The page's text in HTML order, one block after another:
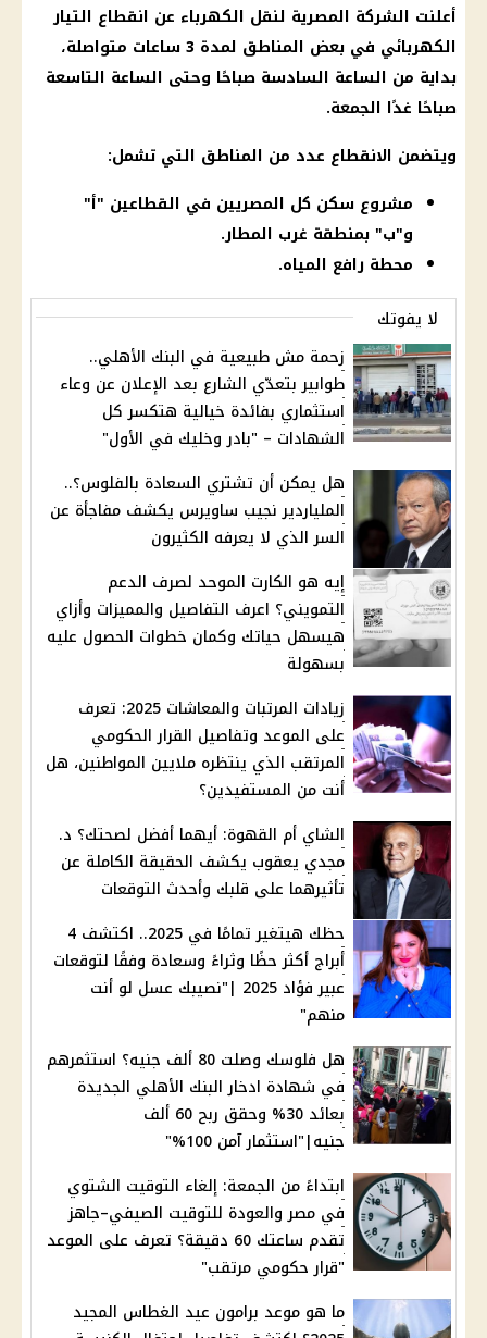
أعلنت الشركة المصرية لنقل الكهرباء عن انقطاع التيار
الكهربائي في بعض المناطق لمدة 3 ساعات متواصلة،
بداية من الساعة السادسة صباحًا وحتى الساعة التاسعة
صباحًا غدًا الجمعة.
ويتضمن الانقطاع عدد من المناطق التي تشمل:
مشروع سكن كل المصريين في القطاعين "أ"
و"ب" بمنطقة غرب المطار.
محطة رافع المياه.
لا يفوتك
زحمة مش طبيعية في البنك الأهلي..
طوابير بتعدّي الشارع بعد الإعلان عن وعاء
استثماري بفائدة خيالية هتكسر كل
الشهادات – "بادر وخليك في الأول"
هل يمكن أن تشتري السعادة بالفلوس؟..
الملياردير نجيب ساويرس يكشف مفاجأة عن
السر الذي لا يعرفه الكثيرون
إيه هو الكارت الموحد لصرف الدعم
التمويني؟ اعرف التفاصيل والمميزات وأزاي
هيسهل حياتك وكمان خطوات الحصول عليه
بسهولة
زيادات المرتبات والمعاشات 2025: تعرف
على الموعد وتفاصيل القرار الحكومي
المرتقب الذي ينتظره ملايين المواطنين، هل
أنت من المستفيدين؟
الشاي أم القهوة: أيهما أفضل لصحتك؟ د.
مجدي يعقوب يكشف الحقيقة الكاملة عن
تأثيرهما على قلبك وأحدث التوقعات
حظك هيتغير تمامًا في 2025.. اكتشف 4
أبراج أكثر حظًا وثراءً وسعادة وفقًا لتوقعات
عبير فؤاد 2025 |"نصيبك عسل لو أنت
منهم"
هل فلوسك وصلت 80 ألف جنيه؟ استثمرهم
في شهادة ادخار البنك الأهلي الجديدة
بعائد 30% وحقق ربح 60 ألف
جنيه|"استثمار آمن 100%"
ابتداءً من الجمعة: إلغاء التوقيت الشتوي
في مصر والعودة للتوقيت الصيفي–جاهز
تقدم ساعتك 60 دقيقة؟ تعرف على الموعد
"قرار حكومي مرتقب"
ما هو موعد برامون عيد الغطاس المجيد